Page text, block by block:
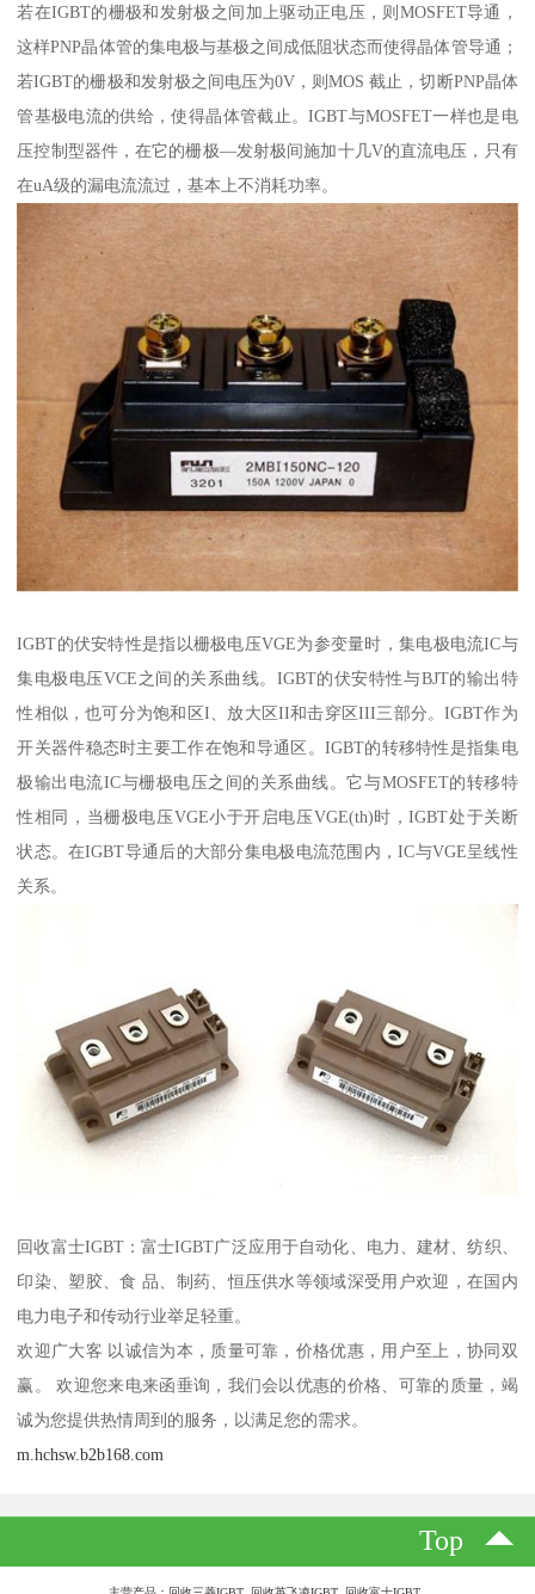
若在IGBT的栅极和发射极之间加上驱动正电压，则MOSFET导通，
这样PNP晶体管的集电极与基极之间成低阻状态而使得晶体管导通；
若IGBT的栅极和发射极之间电压为0V，则MOS 截止，切断PNP晶体
管基极电流的供给，使得晶体管截止。IGBT与MOSFET一样也是电
压控制型器件，在它的栅极—发射极间施加十几V的直流电压，只有
在uA级的漏电流流过，基本上不消耗功率。
IGBT的伏安特性是指以栅极电压VGE为参变量时，集电极电流IC与
集电极电压VCE之间的关系曲线。IGBT的伏安特性与BJT的输出特
性相似，也可分为饱和区I、放大区II和击穿区III三部分。IGBT作为
开关器件稳态时主要工作在饱和导通区。IGBT的转移特性是指集电
极输出电流IC与栅极电压之间的关系曲线。它与MOSFET的转移特
性相同，当栅极电压VGE小于开启电压VGE(th)时，IGBT处于关断
状态。在IGBT导通后的大部分集电极电流范围内，IC与VGE呈线性
关系。
回收富士IGBT：富士IGBT广泛应用于自动化、电力、建材、纺织、
印染、塑胶、食 品、制药、恒压供水等领域深受用户欢迎，在国内
电力电子和传动行业举足轻重。
欢迎广大客 以诚信为本，质量可靠，价格优惠，用户至上，协同双
赢。 欢迎您来电来函垂询，我们会以优惠的价格、可靠的质量，竭
诚为您提供热情周到的服务，以满足您的需求。
m.hchsw.b2b168.com
Top